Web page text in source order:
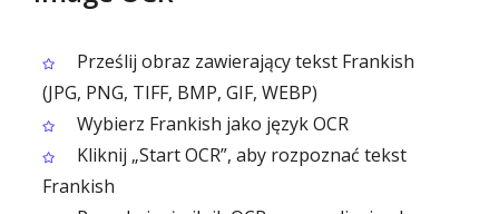
Prześlij obraz zawierający tekst Frankish
(JPG, PNG, TIFF, BMP, GIF, WEBP)
Wybierz Frankish jako język OCR
Kliknij „Start OCR”, aby rozpoznać tekst
Frankish